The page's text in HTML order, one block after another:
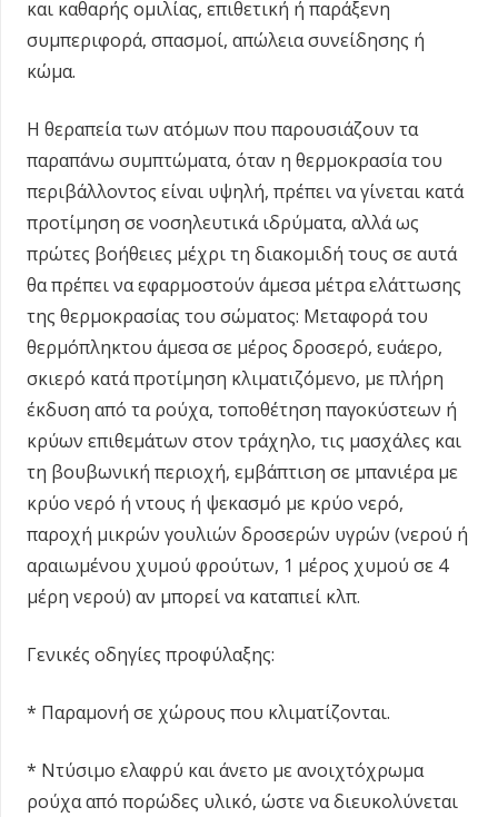
και καθαρής ομιλίας, επιθετική ή παράξενη
συμπεριφορά, σπασμοί, απώλεια συνείδησης ή
κώμα.
Η θεραπεία των ατόμων που παρουσιάζουν τα
παραπάνω συμπτώματα, όταν η θερμοκρασία του
περιβάλλοντος είναι υψηλή, πρέπει να γίνεται κατά
προτίμηση σε νοσηλευτικά ιδρύματα, αλλά ως
πρώτες βοήθειες μέχρι τη διακομιδή τους σε αυτά
θα πρέπει να εφαρμοστούν άμεσα μέτρα ελάττωσης
της θερμοκρασίας του σώματος: Μεταφορά του
θερμόπληκτου άμεσα σε μέρος δροσερό, ευάερο,
σκιερό κατά προτίμηση κλιματιζόμενο, με πλήρη
έκδυση από τα ρούχα, τοποθέτηση παγοκύστεων ή
κρύων επιθεμάτων στον τράχηλο, τις μασχάλες και
τη βουβωνική περιοχή, εμβάπτιση σε μπανιέρα με
κρύο νερό ή ντους ή ψεκασμό με κρύο νερό,
παροχή μικρών γουλιών δροσερών υγρών (νερού ή
αραιωμένου χυμού φρούτων, 1 μέρος χυμού σε 4
μέρη νερού) αν μπορεί να καταπιεί κλπ.
Γενικές οδηγίες προφύλαξης:
* Παραμονή σε χώρους που κλιματίζονται.
* Ντύσιμο ελαφρύ και άνετο με ανοιχτόχρωμα
ρούχα από πορώδες υλικό, ώστε να διευκολύνεται